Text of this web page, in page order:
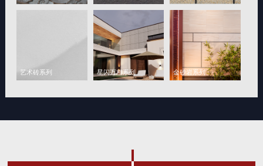
艺术砖系列 星闪万相系列 金砂岩系列